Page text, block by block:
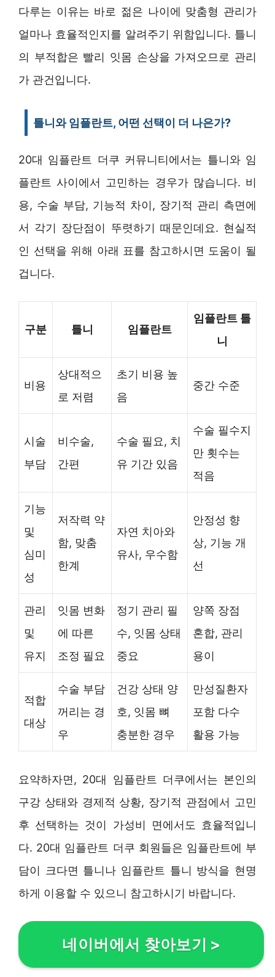
다루는 이유는 바로 젊은 나이에 맞춤형 관리가
얼마나 효율적인지를 알려주기 위함입니다. 틀니
의 부적합은 빨리 잇몸 손상을 가져오므로 관리
가 관건입니다.
틀니와 임플란트, 어떤 선택이 더 나은가?
20대 임플란트 더쿠 커뮤니티에서는 틀니와 임
플란트 사이에서 고민하는 경우가 많습니다. 비
용, 수술 부담, 기능적 차이, 장기적 관리 측면에
서 각기 장단점이 뚜렷하기 때문인데요. 현실적
인 선택을 위해 아래 표를 참고하시면 도움이 될
겁니다.
구분 틀니 임플란트
임플란트 틀
니
비용
상대적으
로 저렴
초기 비용 높
음
중간 수준
시술
부담
비수술,
간편
수술 필요, 치
유 기간 있음
수술 필수지
만 횟수는
적음
기능
및
심미
성
저작력 약
함, 맞춤
한계
자연 치아와
유사, 우수함
안정성 향
상, 기능 개
선
관리
및
유지
잇몸 변화
에 따른
조정 필요
정기 관리 필
수, 잇몸 상태
중요
양쪽 장점
혼합, 관리
용이
적합
대상
수술 부담
꺼리는 경
우
건강 상태 양
호, 잇몸 뼈
충분한 경우
만성질환자
포함 다수
활용 가능
요약하자면, 20대 임플란트 더쿠에서는 본인의
구강 상태와 경제적 상황, 장기적 관점에서 고민
후 선택하는 것이 가성비 면에서도 효율적입니
다. 20대 임플란트 더쿠 회원들은 임플란트에 부
담이 크다면 틀니나 임플란트 틀니 방식을 현명
하게 이용할 수 있으니 참고하시기 바랍니다.
네이버에서 찾아보기 >